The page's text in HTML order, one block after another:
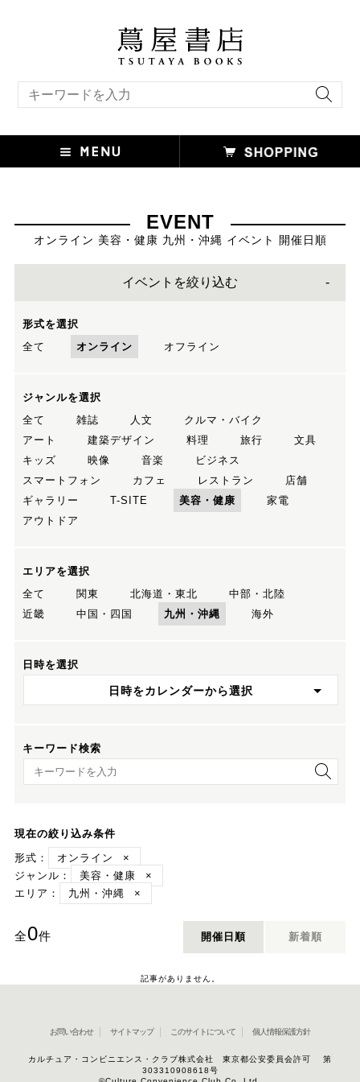
EVENT
オンライン 美容・健康 九州・沖縄 イベント 開催日順
イベントを絞り込む
形式を選択
全て
オンライン オフライン
ジャンルを選択
全て
雑誌 人文
クルマ・バイク
アート
建築デザイン 料理 旅行
文具
キッズ
映像 音楽
ビジネス
スマートフォン
カフェ レストラン
店舗
ギャラリー
T-SITE 美容・健康
家電
アウトドア
エリアを選択
全て
関東 北海道・東北
中部・北陸
近畿
中国・四国 九州・沖縄 海外
日時を選択
日時をカレンダーから選択
キーワード検索
キーワード検索
現在の絞り込み条件
形式：
オンライン
×
ジャンル：
美容・健康
×
エリア：
九州・沖縄 ×
全0件 開催日順 新着順
記事がありません。
お問い合わせ サイトマップ このサイトについて 個人情報保護方針
カルチュア・コンビニエンス・クラブ株式会社 東京都公安委員会許可 第
303310908618号